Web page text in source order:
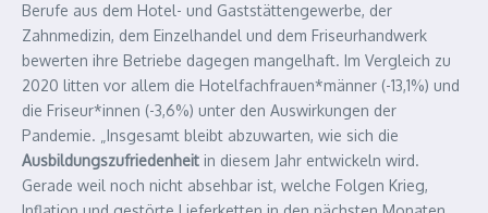
Berufe aus dem Hotel- und Gaststättengewerbe, der
Zahnmedizin, dem Einzelhandel und dem Friseurhandwerk
bewerten ihre Betriebe dagegen mangelhaft. Im Vergleich zu
2020 litten vor allem die Hotelfachfrauen*männer (-13,1%) und
die Friseur*innen (-3,6%) unter den Auswirkungen der
Pandemie. „Insgesamt bleibt abzuwarten, wie sich die
Ausbildungszufriedenheit in diesem Jahr entwickeln wird.
Gerade weil noch nicht absehbar ist, welche Folgen Krieg,